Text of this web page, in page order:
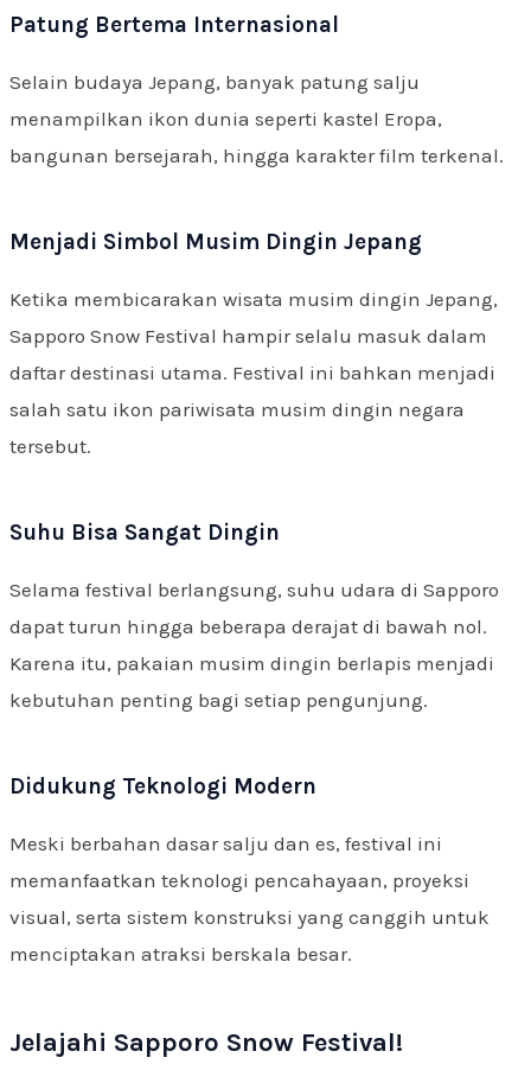
Patung Bertema Internasional
Selain budaya Jepang, banyak patung salju
menampilkan ikon dunia seperti kastel Eropa,
bangunan bersejarah, hingga karakter film terkenal.
Menjadi Simbol Musim Dingin Jepang
Ketika membicarakan wisata musim dingin Jepang,
Sapporo Snow Festival hampir selalu masuk dalam
daftar destinasi utama. Festival ini bahkan menjadi
salah satu ikon pariwisata musim dingin negara
tersebut.
Suhu Bisa Sangat Dingin
Selama festival berlangsung, suhu udara di Sapporo
dapat turun hingga beberapa derajat di bawah nol.
Karena itu, pakaian musim dingin berlapis menjadi
kebutuhan penting bagi setiap pengunjung.
Didukung Teknologi Modern
Meski berbahan dasar salju dan es, festival ini
memanfaatkan teknologi pencahayaan, proyeksi
visual, serta sistem konstruksi yang canggih untuk
menciptakan atraksi berskala besar.
Jelajahi Sapporo Snow Festival!